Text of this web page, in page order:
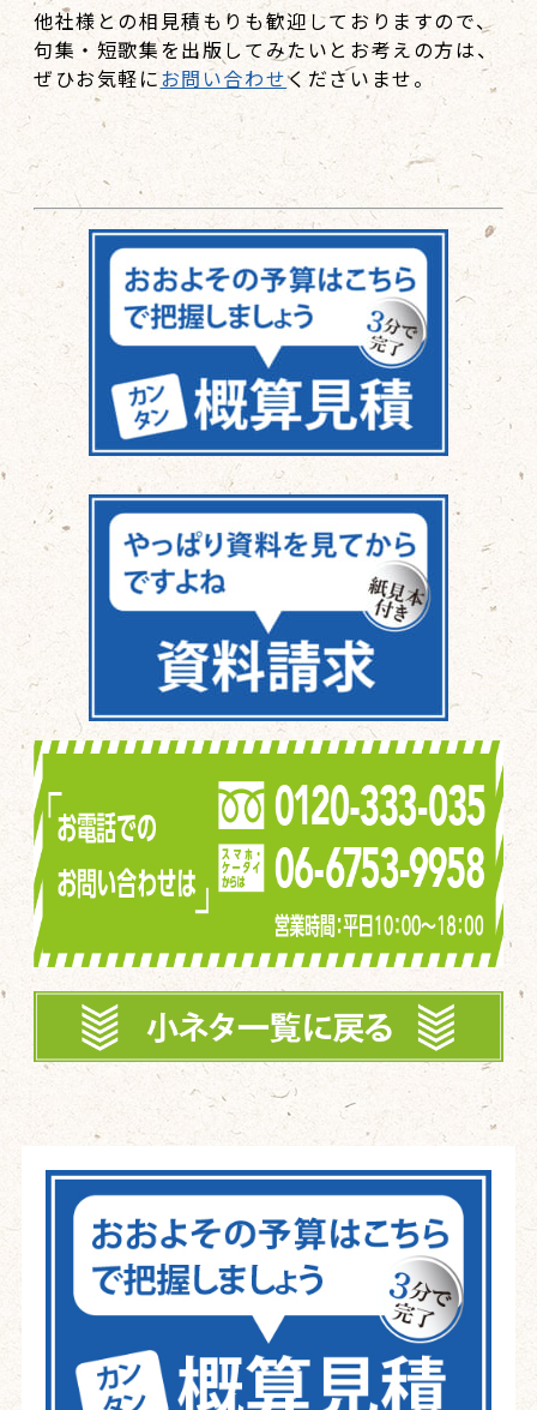
他社様との相見積もりも歓迎しておりますので、
句集・短歌集を出版してみたいとお考えの方は、
ぜひお気軽にお問い合わせくださいませ。